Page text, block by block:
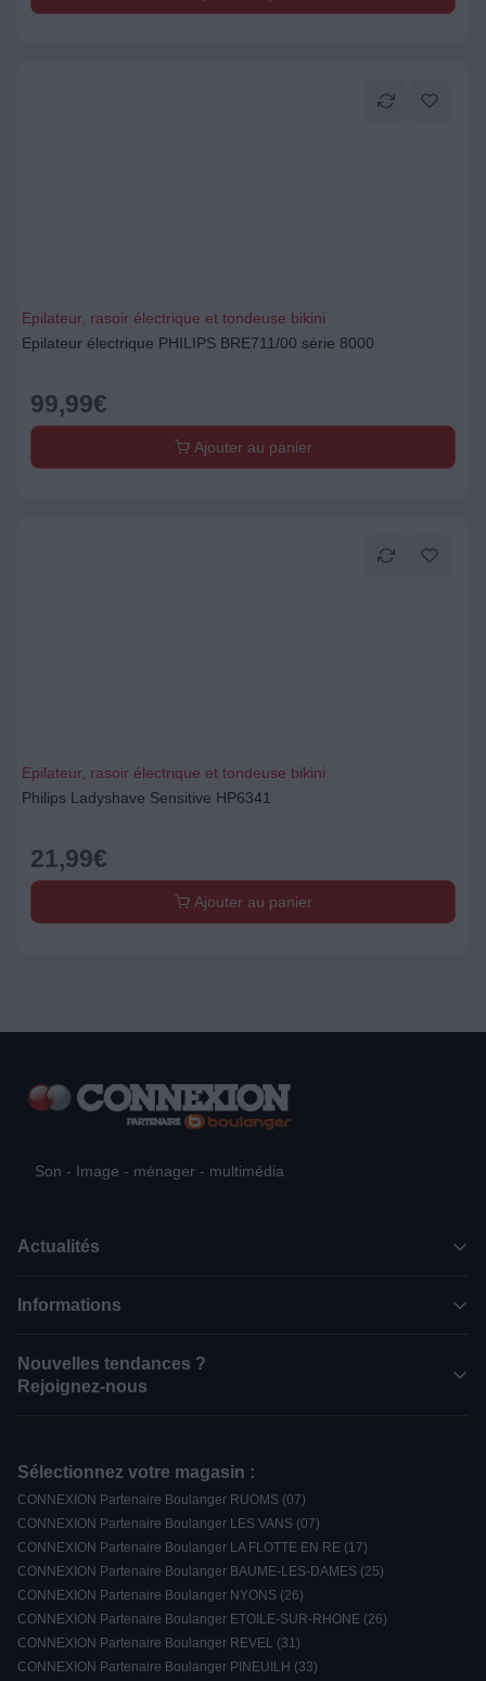
Epilateur, rasoir électrique et tondeuse bikini
Epilateur électrique PHILIPS BRE711/00 série 8000
99,99€
Ajouter au panier
Epilateur, rasoir électrique et tondeuse bikini
Philips Ladyshave Sensitive HP6341
21,99€
Ajouter au panier
Son - Image - ménager - multimédia
Actualités
Informations
Nouvelles tendances ?
Rejoignez-nous
Sélectionnez votre magasin :
CONNEXION Partenaire Boulanger RUOMS (07)
CONNEXION Partenaire Boulanger LES VANS (07)
CONNEXION Partenaire Boulanger LA FLOTTE EN RE (17)
CONNEXION Partenaire Boulanger BAUME-LES-DAMES (25)
CONNEXION Partenaire Boulanger NYONS (26)
CONNEXION Partenaire Boulanger ETOILE-SUR-RHONE (26)
CONNEXION Partenaire Boulanger REVEL (31)
CONNEXION Partenaire Boulanger PINEUILH (33)